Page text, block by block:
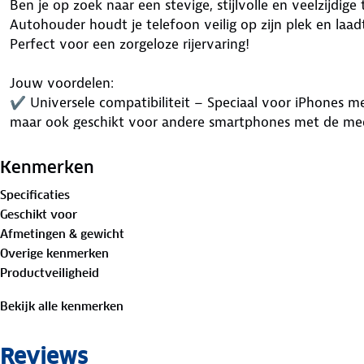
Ben je op zoek naar een stevige, stijlvolle en
Autohouder houdt je telefoon veilig op zijn plek en
Perfect voor een zorgeloze rijervaring!
Jouw voordelen:
✔ Universele compatibiliteit – Speciaal voor iPhones
maar ook geschikt voor andere smartphones met de
op hobbelige wegen.
draadloze lader.
✔ Flexibele montage – Bevestig de houder stevig met
gedoe meer met instabiele ventilatieroosterhouders of
✔ Buig naar wens – Gemaakt van stevig aluminium en
gewenste positie kunt buigen en hij stevig blijft zitten.
Draadloos opladen met MagSafe
navigatie en handsfree bellen. (Deze functie werkt
Kenmerken
Specificaties
Geschikt voor
Afmetingen & gewicht
Overige kenmerken
Productveiligheid
Bekijk alle kenmerken
Reviews